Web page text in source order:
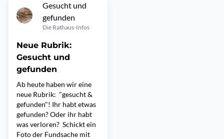
Gesucht und
gefunden
Die Rathaus-Infos
Neue Rubrik:
Gesucht und
gefunden
Ab heute haben wir eine
neue Rubrik: "gesucht &
gefunden"! Ihr habt etwas
gefunden? Oder ihr habt
was verloren? Schickt ein
Foto der Fundsache mit